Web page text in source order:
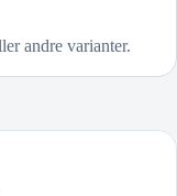
andre varianter.